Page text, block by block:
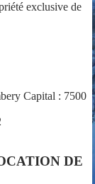
exclusive de
Capital : 7500
DE